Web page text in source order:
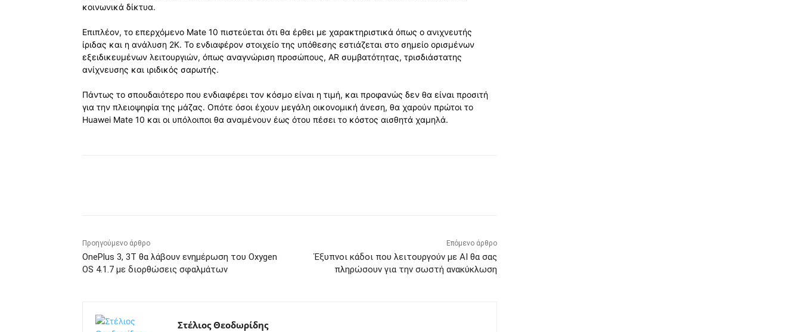
κοινωνικά δίκτυα.
Επιπλέον, το επερχόμενο Mate 10 πιστεύεται ότι θα έρθει με χαρακτηριστικά όπως ο ανιχνευτής
ίριδας και η ανάλυση 2K. Το ενδιαφέρον στοιχείο της υπόθεσης εστιάζεται στο σημείο ορισμένων
εξειδικευμένων λειτουργιών, όπως αναγνώριση προσώπους, AR συμβατότητας, τρισδιάστατης
ανίχνευσης και ιριδικός σαρωτής.
Πάντως το σπουδαιότερο που ενδιαφέρει τον κόσμο είναι η τιμή, και προφανώς δεν θα είναι προσιτή
για την πλειοψηφία της μάζας. Οπότε όσοι έχουν μεγάλη οικονομική άνεση, θα χαρούν πρώτοι το
Huawei Mate 10 και οι υπόλοιποι θα αναμένουν έως ότου πέσει το κόστος αισθητά χαμηλά.
Προηγούμενο άρθρο
OnePlus 3, 3T θα λάβουν ενημέρωση του Oxygen
OS 4.1.7 με διορθώσεις σφαλμάτων
Επόμενο άρθρο
Έξυπνοι κάδοι που λειτουργούν με AI θα σας
πληρώσουν για την σωστή ανακύκλωση
Στέλιος Θεοδωρίδης